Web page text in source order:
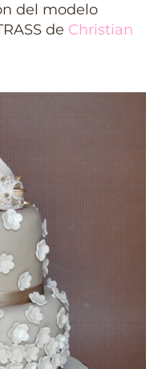
del modelo
de Christian